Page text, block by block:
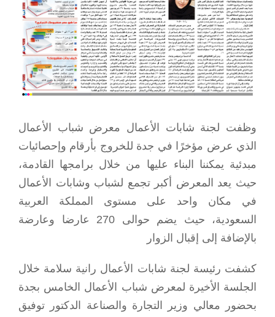
وظفت لجنة شابات الأعمال معرض شباب الأعمال
الذي عرض مؤخرًا في جدة للخروج بأرقام وإحصائيات
مبدئية يمكننا البناء عليها من خلال برامجها القادمة،
حيث يعد المعرض أكبر تجمع لشباب وشابات الأعمال
في مكان واحد على مستوى المملكة العربية
السعودية، حيث يضم حوالى 270 عارضا وعارضة
بالإضافة إلى إقبال الزوار
كشفت رئيسة لجنة شابات الأعمال رانية سلامة خلال
الجلسة الأخيرة لمعرض شباب الأعمال الخامس بجدة
بحضور معالي وزير التجارة والصناعة الدكتور توفيق